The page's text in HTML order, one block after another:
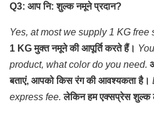
Q3: आप नि: शुल्क नमूने प्रदान?
Yes, at most we supply 1 KG free
1 KG मुक्त नमूने की आपूर्ति करते हैं।
product, what color do you need.
बताएं, आपको किस रंग की आवश्यकता है।
express fee. लेकिन हम एक्सप्रेस शुल्क